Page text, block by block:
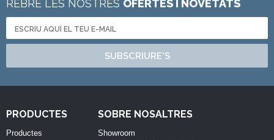
REBRE LES NOSTRES OFERTES I NOVETATS
SUBSCRIURE'S
PRODUCTES
Productes
SOBRE NOSALTRES
Showroom